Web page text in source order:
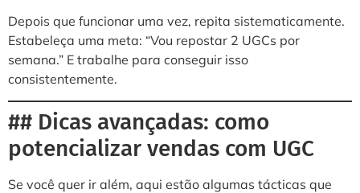
Depois que funcionar uma vez, repita sistematicamente.
Estabeleça uma meta: “Vou repostar 2 UGCs por
semana.” E trabalhe para conseguir isso
consistentemente.
## Dicas avançadas: como
potencializar vendas com UGC
Se você quer ir além, aqui estão algumas tácticas que